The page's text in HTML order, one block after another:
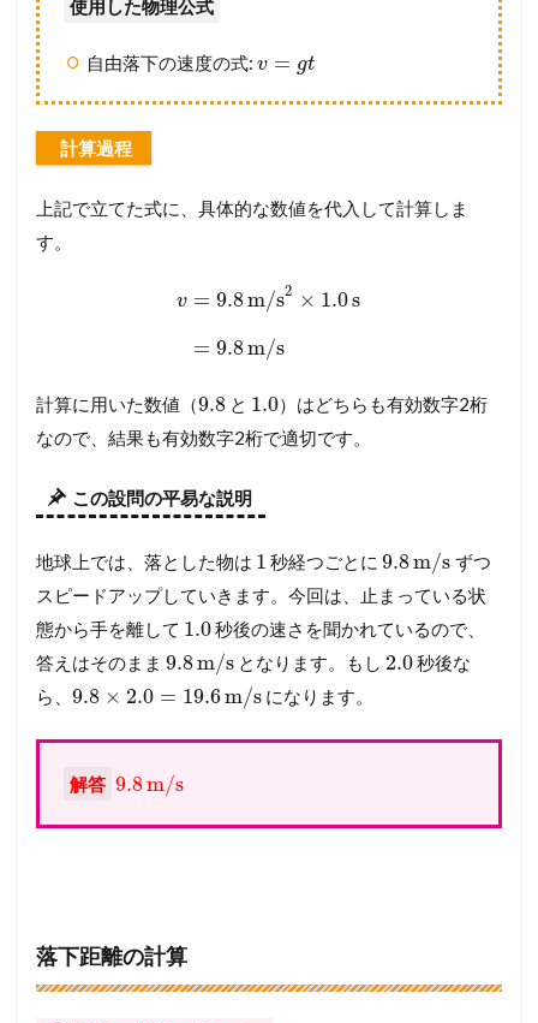
使用した物理公式
自由落下の速度の式: v = gt
計算過程
上記で立てた式に、具体的な数値を代入して計算しま
す。
v = 9.8m/s2 × 1.0s
= 9.8m/s
計算に用いた数値（9.8 と 1.0）はどちらも有効数字2桁
なので、結果も有効数字2桁で適切です。
この設問の平易な説明
地球上では、落とした物は 1 秒経つごとに9.8m/s ずつ
スピードアップしていきます。今回は、止まっている状
態から手を離して 1.0秒後の速さを聞かれているので、
答えはそのまま 9.8m/s となります。もし 2.0秒後な
ら、 9.8 × 2.0 = 19.6m/s になります。
解答 9.8m/s
落下距離の計算